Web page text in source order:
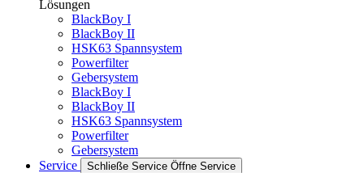
Lösungen
BlackBoy I
BlackBoy II
HSK63 Spannsystem
Powerfilter
Gebersystem
BlackBoy I
BlackBoy II
HSK63 Spannsystem
Powerfilter
Gebersystem
Service
Schließe Service Öffne Service